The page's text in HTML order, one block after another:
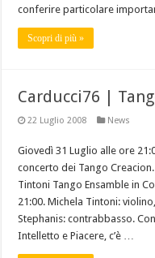
conferire particolare
Scopri di più »
Carducci76 |
22 Luglio 2008 News
Giovedì 31 Luglio alle ore
concerto dei Tango
Tintoni Tango Ensamble in
21:00. Michela Tintoni:
Stephanis: contrabbasso.
Intelletto e Piacere, c’è …